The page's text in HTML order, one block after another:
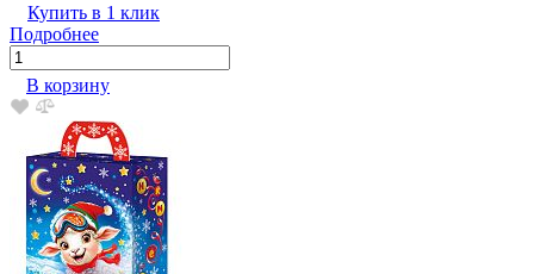
Купить в 1 клик
Подробнее
В корзину